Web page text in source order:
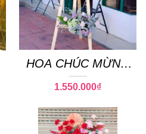
HOA CHÚC MỪNG
37
1.550.000₫